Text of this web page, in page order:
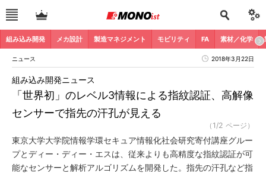
組み込み開発 メカ設計 製造マネジメント モビリティ FA 素材／化学
ニュース 2018年3月22日
「世界初」のレベル3情報による指紋認証、高解像
センサーで指先の汗孔が見える
組み込み開発ニュース
（1/2 ページ）
東京大学大学院情報学環セキュア情報化社会研究寄付講座グルー
プとディー・ディー・エスは、従来よりも高精度な指紋認証が可
能なセンサーと解析アルゴリズムを開発した。指先の汗孔など指